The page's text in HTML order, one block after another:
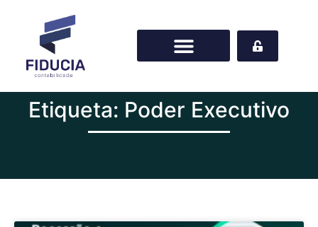
Etiqueta: Poder Executivo